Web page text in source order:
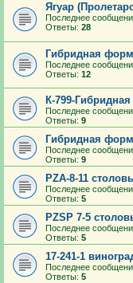
Ягуар
Последнее
Ответы: 28
Гибридная
Последнее
Ответы: 12
К-799-
Последнее
Ответы: 9
Гибридная
Последнее
Ответы: 9
PZA-8-11
Последнее
Ответы: 5
PZSP 7-5
Последнее
Ответы: 5
17-241-1
Последнее
Ответы: 5